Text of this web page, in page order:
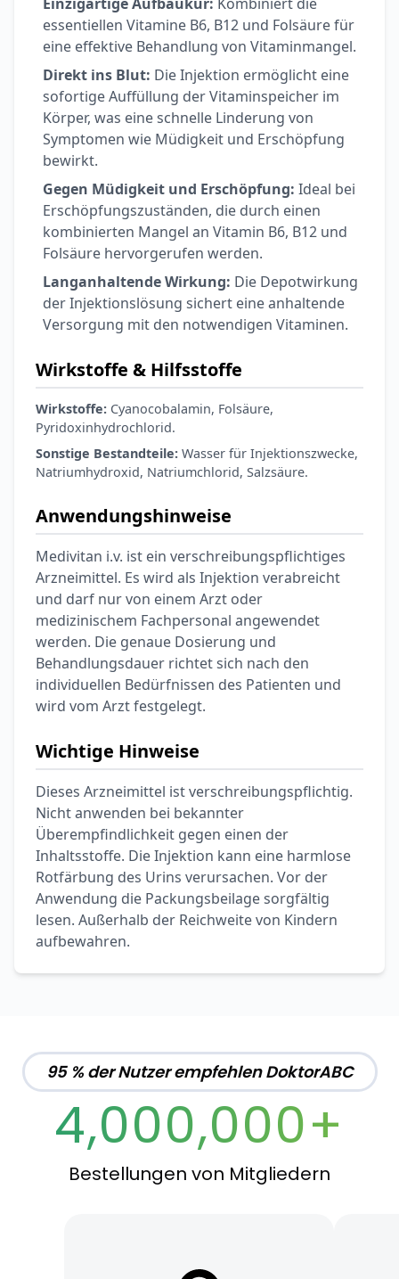
Ohrstöpsel
3,79 € 3,95 € -4%
ARZNEIMITTEL & GESUNDHEIT
Softa Swabs
Alkoholtupfer,
100 Stück
3,75 € 4,29 € -13%
ARZNEIMITTEL & GESUNDHEIT
Lefax® extra
7,69 € 8,09 € -5%
ARZNEIMITTEL & GESUNDHEIT
Hametum
Hämorrhoidensalbe:
Bei Hämorrhoiden
& Juckreiz
12,04 € 12,95 € -7%
Nach Marke kaufen
essentiellen Vitamine B6, B12 und Folsäure für
eine effektive Behandlung von Vitaminmangel.
Direkt ins Blut: Die Injektion ermöglicht eine
sofortige Auffüllung der Vitaminspeicher im
Körper, was eine schnelle Linderung von
Symptomen wie Müdigkeit und Erschöpfung
bewirkt.
Gegen Müdigkeit und Erschöpfung: Ideal bei
Erschöpfungszuständen, die durch einen
kombinierten Mangel an Vitamin B6, B12 und
Folsäure hervorgerufen werden.
Langanhaltende Wirkung: Die Depotwirkung
der Injektionslösung sichert eine anhaltende
Versorgung mit den notwendigen Vitaminen.
Wirkstoffe & Hilfsstoffe
Wirkstoffe: Cyanocobalamin, Folsäure,
Pyridoxinhydrochlorid.
Sonstige Bestandteile: Wasser für Injektionszwecke,
Natriumhydroxid, Natriumchlorid, Salzsäure.
Anwendungshinweise
Medivitan i.v. ist ein verschreibungspflichtiges
Arzneimittel. Es wird als Injektion verabreicht
und darf nur von einem Arzt oder
medizinischem Fachpersonal angewendet
werden. Die genaue Dosierung und
Behandlungsdauer richtet sich nach den
individuellen Bedürfnissen des Patienten und
wird vom Arzt festgelegt.
Wichtige Hinweise
Dieses Arzneimittel ist verschreibungspflichtig.
Nicht anwenden bei bekannter
Überempfindlichkeit gegen einen der
Inhaltsstoffe. Die Injektion kann eine harmlose
Rotfärbung des Urins verursachen. Vor der
Anwendung die Packungsbeilage sorgfältig
lesen. Außerhalb der Reichweite von Kindern
aufbewahren.
95 % der Nutzer empfehlen DoktorABC
4,000,000+
Bestellungen von Mitgliedern